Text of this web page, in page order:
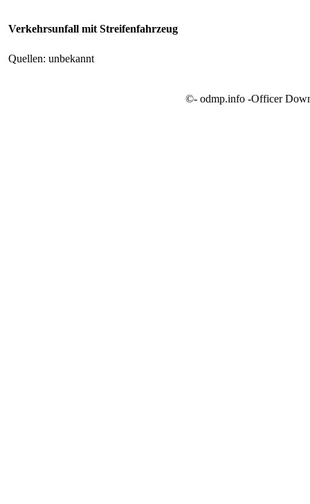
Verkehrsunfall mit Streifenfahrzeug
Quellen: unbekannt
©- odmp.info -Officer